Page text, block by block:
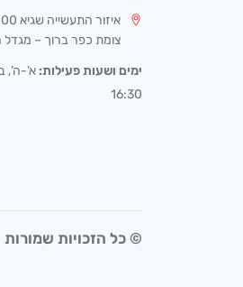
איזור התעשייה שגיא 2000
צומת כפר ברוך –
ימים ושעות פעילות:
16:30
© כל הזכויות שמורות